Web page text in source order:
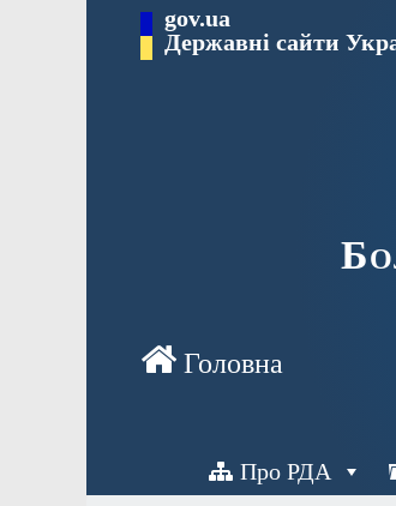
Перейти gov.ua
Державні сайти
Про РДА